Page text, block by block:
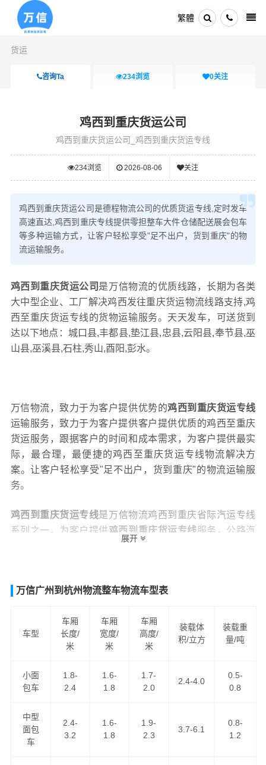
繁體
货运
咨询Ta 234浏览 0关注
鸡西到重庆货运公司
鸡西到重庆货运公司_鸡西到重庆货运专线
234浏览 2026-08-06 关注
鸡西到重庆货运公司是德程物流公司的优质货运专线,定时发车
高速直达,鸡西到重庆专线提供零担整车大件仓储配送展会包车
等多种运输方式，让客户轻松享受"足不出户，货到重庆"的物
流运输服务。
鸡西到重庆货运公司 是万信物流的优质线路，长期为各类
大中型企业、工厂解决鸡西发往重庆货运物流线路支持,鸡
西至重庆货运专线的货物运输服务。天天发车，可送货到
达以下地点：城口县,丰都县,垫江县,忠县,云阳县,奉节县,巫
山县,巫溪县,石柱,秀山,酉阳,彭水。
万信物流，致力于为客户提供优势的鸡西到重庆货运专线
运输服务，致力于为客户提供客户提供优质的鸡西至重庆
货运服务，跟据客户的时间和成本需求，为客户提供最实
际，最合理，最便捷的鸡西至重庆货运专线物流解决方
案。让客户轻松享受"足不出户，货到重庆"的物流运输服
务。
鸡西到重庆货运专线是万信物流鸡西到重庆省际汽运专线
系列之一，为客户提供鸡西到重庆货运专线服务，公路汽
车运输服务，为客户提供优势的
万信物流作为鸡西到重庆物流公司
知名企业之一，运营鸡
西到重庆货运专线近10年，以“安全、快捷、诚信、真诚”为
展开
万信广州到杭州物流整车物流车型表
车型
车厢
长度/
米
车厢
宽度/
米
车厢
高度/
米
装载体
积/立方
装载重
量/吨
小面
包车
1.8-
2.4
1.6-
1.8
1.7-
2.0
2.4-4.0
0.5-
0.8
中型
面包
车
2.4-
3.2
1.6-
1.8
1.9-
2.3
3.7-6.1
0.8-
1.2